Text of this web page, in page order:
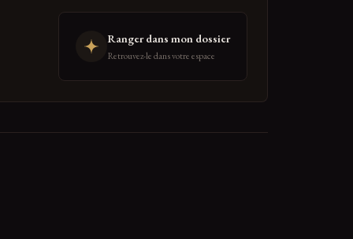
Ranger dans mon dossier
Retrouvez-le dans votre espace